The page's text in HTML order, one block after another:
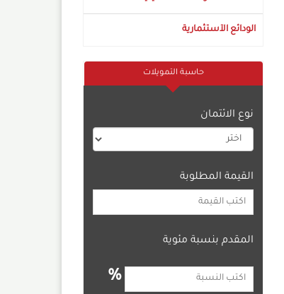
الودائع الآستثمارية
حاسبة التمويلات
نوع الائتمان
القيمة المطلوبة
المقدم بنسبة مئوية
%